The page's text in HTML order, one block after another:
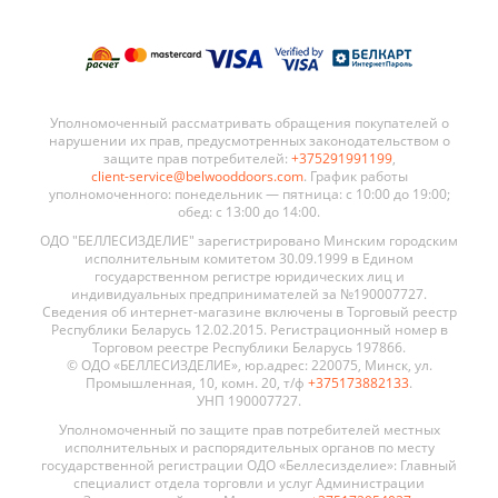
Уполномоченный рассматривать обращения покупателей о
нарушении их прав, предусмотренных законодательством о
защите прав потребителей: +375291991199,
client-service@belwooddoors.com. График работы
уполномоченного: понедельник — пятница: с 10:00 до 19:00;
обед: с 13:00 до 14:00.
ОДО "БЕЛЛЕСИЗДЕЛИЕ" зарегистрировано Минским городским
исполнительным комитетом 30.09.1999 в Едином
государственном регистре юридических лиц и
индивидуальных предпринимателей за №190007727.
Сведения об интернет-магазине включены в Торговый реестр
Республики Беларусь 12.02.2015. Регистрационный номер в
Торговом реестре Республики Беларусь 197866.
© ОДО «БЕЛЛЕСИЗДЕЛИЕ», юр.адрес: 220075, Минск, ул.
Промышленная, 10, комн. 20, т/ф +375173882133.
УНП 190007727.
Уполномоченный по защите прав потребителей местных
исполнительных и распорядительных органов по месту
государственной регистрации ОДО «Беллесизделие»: Главный
специалист отдела торговли и услуг Администрации